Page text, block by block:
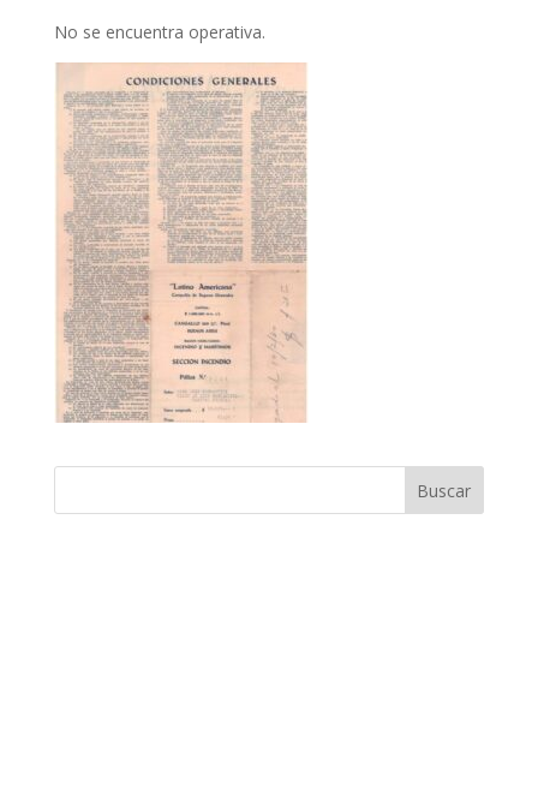
No se encuentra operativa.